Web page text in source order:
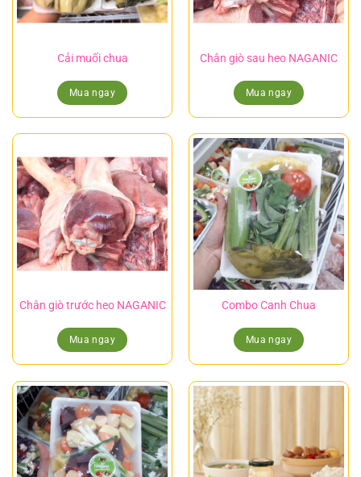
Cải muối chua
Mua ngay
Chân giò sau heo NAGANIC
Mua ngay
Chân giò trước heo NAGANIC
Mua ngay
Combo Canh Chua
Mua ngay